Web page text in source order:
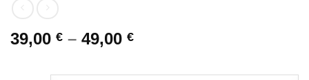
39,00 € – 49,00 €